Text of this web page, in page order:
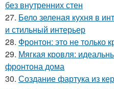
без внутренних стен
27. Бело зеленая кухня в
и стильный интерьер
28. Фронтон: это не только
29. Мягкая кровля:
фронтона дома
30. Создание фартука из